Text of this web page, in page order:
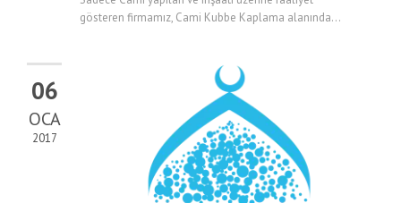
gösteren firmamız, Cami Kubbe Kaplama alanında...
06
OCA
2017